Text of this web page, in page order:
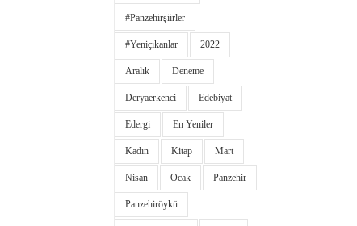
#panzehirşiirler
#yeniçıkanlar 2022
Aralık Deneme
Deryaerkenci Edebiyat
Edergi En Yeniler
Kadın Kitap Mart
Nisan Ocak Panzehir
Panzehiröykü